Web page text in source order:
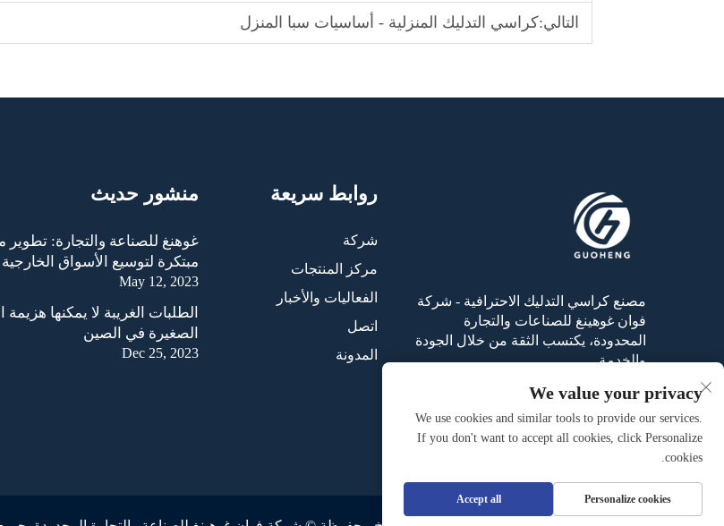
التالي:كراسي التدليك المنزلية - أساسيات سبا المنزل
مصنع كراسي التدليك الاحترافية - شركة
فوان غوهينغ للصناعات والتجارة
المحدودة، يكتسب الثقة من خلال الجودة
والخدمة.
روابط سريعة
شركة
مركز المنتجات
الفعاليات والأخبار
اتصل
المدونة
منشور حديث
غوهنغ للصناعة والتجارة: تطوير
مبتكرة لتوسيع الأسواق الخارجية
May 12, 2023
الطلبات الغريبة لا يمكنها هزيمة
الصغيرة في الصين
Dec 25, 2023
We value your privacy
We use cookies and similar tools to provide our services.
If you don't want to accept all cookies, click Personalize
cookies.
Personalize cookies
Accept all